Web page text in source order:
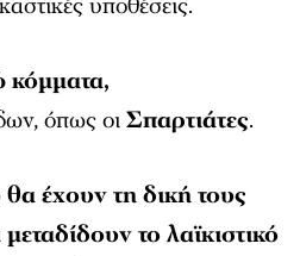
κόμματα,
όπως οιΣπαρτιάτες.
έχουν τη δική τους
το λαϊκιστικό